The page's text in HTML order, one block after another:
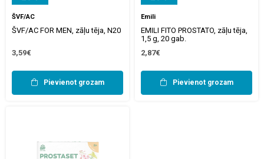
ŠVF/AC
ŠVF/AC FOR MEN, zāļu tēja, N20
3,59€
Pievienot grozam
Emili
EMILI FITO PROSTATO, zāļu tēja,
1,5 g, 20 gab.
2,87€
Pievienot grozam